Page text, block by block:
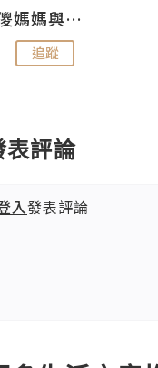
儍媽媽與兩隻小魔怪之家
追蹤
表評論
入發表評論